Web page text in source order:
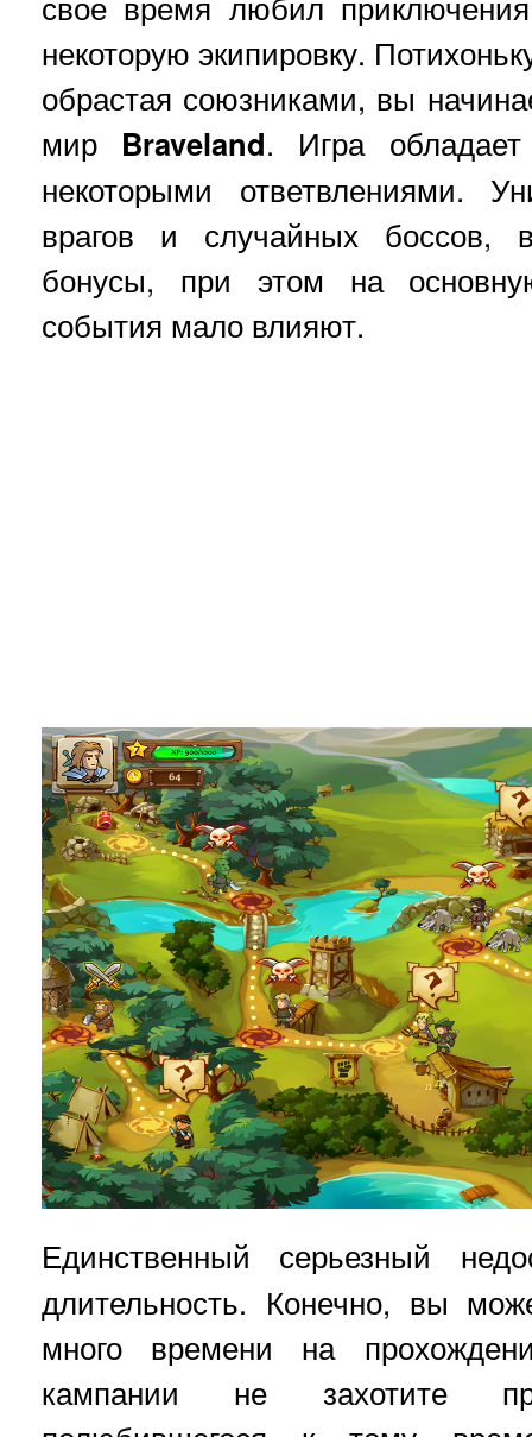
некоторую экипировку.
обрастая союзниками, вы
мир Braveland. Игра
некоторыми ответвлениями.
врагов и случайных боссов,
бонусы, при этом на
события мало влияют.
Единственный серьезный
длительность. Конечно, вы
много времени на
кампании не захотите